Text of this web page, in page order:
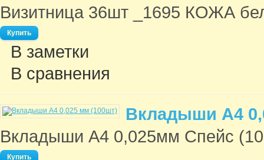
Визитница 36шт _1695 КОЖА
В заметки
В сравнения
Вкладыши А4
Вкладыши А4 0,025мм Спейс